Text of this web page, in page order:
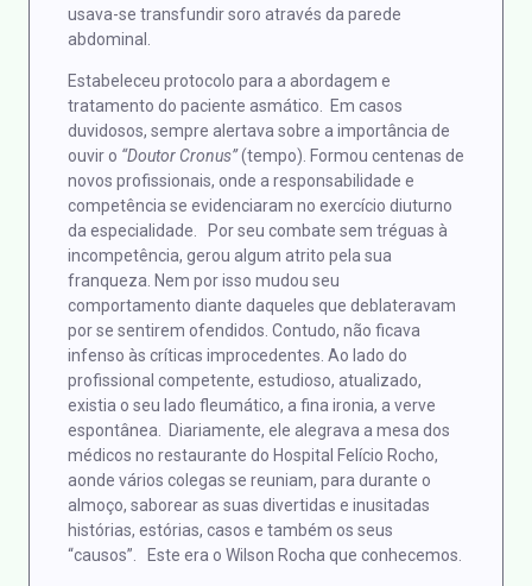
usava-se transfundir soro através da parede
abdominal.
Estabeleceu protocolo para a abordagem e
tratamento do paciente asmático. Em casos
duvidosos, sempre alertava sobre a importância de
ouvir o “Doutor Cronus”(tempo). Formou centenas de
novos profissionais, onde a responsabilidade e
competência se evidenciaram no exercício diuturno
da especialidade. Por seu combate sem tréguas à
incompetência, gerou algum atrito pela sua
franqueza. Nem por isso mudou seu
comportamento diante daqueles que deblateravam
por se sentirem ofendidos. Contudo, não ficava
infenso às críticas improcedentes. Ao lado do
profissional competente, estudioso, atualizado,
existia o seu lado fleumático, a fina ironia, a verve
espontânea. Diariamente, ele alegrava a mesa dos
médicos no restaurante do Hospital Felício Rocho,
aonde vários colegas se reuniam, para durante o
almoço, saborear as suas divertidas e inusitadas
histórias, estórias, casos e também os seus
“causos”. Este era o Wilson Rocha que conhecemos.